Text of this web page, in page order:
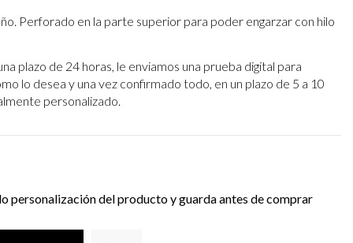
Perforado en la parte superior para poder engarzar con hilo
plazo de 24 horas, le enviamos una prueba digital para
lo desea y una vez confirmado todo, en un plazo de 5 a 10
personalizado.
personalización del producto y guarda antes de comprar